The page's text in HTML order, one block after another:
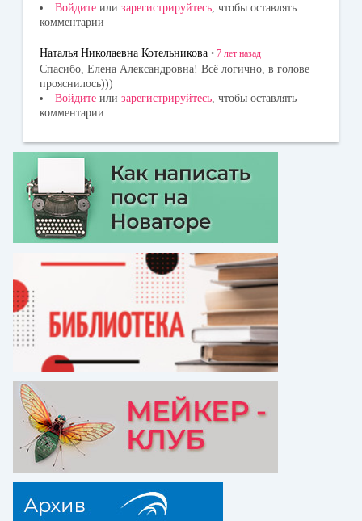
Войдите или зарегистрируйтесь , чтобы оставлять
комментарии
Наталья Николаевна Котельникова • 7 лет назад
Спасибо, Елена Александровна! Всё логично, в голове
прояснилось)))
Войдите или зарегистрируйтесь, чтобы оставлять
комментарии